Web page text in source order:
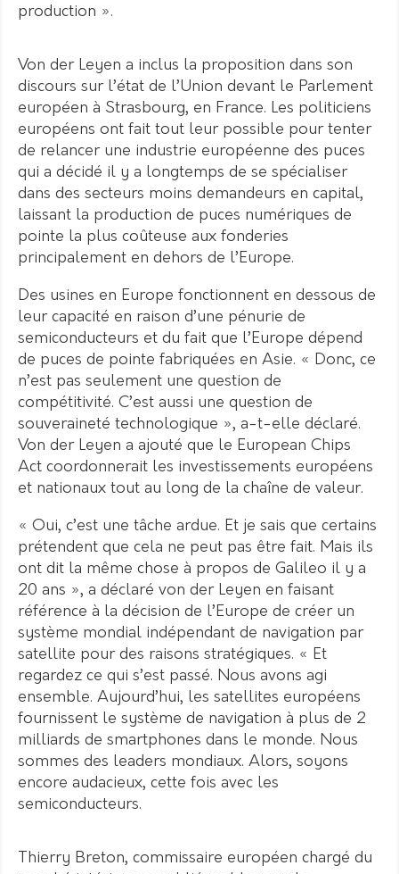
production ».
Von der Leyen a inclus la proposition dans son
discours sur l’état de l’Union devant le Parlement
européen à Strasbourg, en France. Les politiciens
européens ont fait tout leur possible pour tenter
de relancer une industrie européenne des puces
qui a décidé il y a longtemps de se spécialiser
dans des secteurs moins demandeurs en capital,
laissant la production de puces numériques de
pointe la plus coûteuse aux fonderies
principalement en dehors de l’Europe.
Des usines en Europe fonctionnent en dessous de
leur capacité en raison d’une pénurie de
semiconducteurs et du fait que l’Europe dépend
de puces de pointe fabriquées en Asie. « Donc, ce
n’est pas seulement une question de
compétitivité. C’est aussi une question de
souveraineté technologique », a-t-elle déclaré.
Von der Leyen a ajouté que le European Chips
Act coordonnerait les investissements européens
et nationaux tout au long de la chaîne de valeur.
« Oui, c’est une tâche ardue. Et je sais que certains
prétendent que cela ne peut pas être fait. Mais ils
ont dit la même chose à propos de Galileo il y a
20 ans », a déclaré von der Leyen en faisant
référence à la décision de l’Europe de créer un
système mondial indépendant de navigation par
satellite pour des raisons stratégiques. « Et
regardez ce qui s’est passé. Nous avons agi
ensemble. Aujourd’hui, les satellites européens
fournissent le système de navigation à plus de 2
milliards de smartphones dans le monde. Nous
sommes des leaders mondiaux. Alors, soyons
encore audacieux, cette fois avec les
semiconducteurs.
Thierry Breton, commissaire européen chargé du